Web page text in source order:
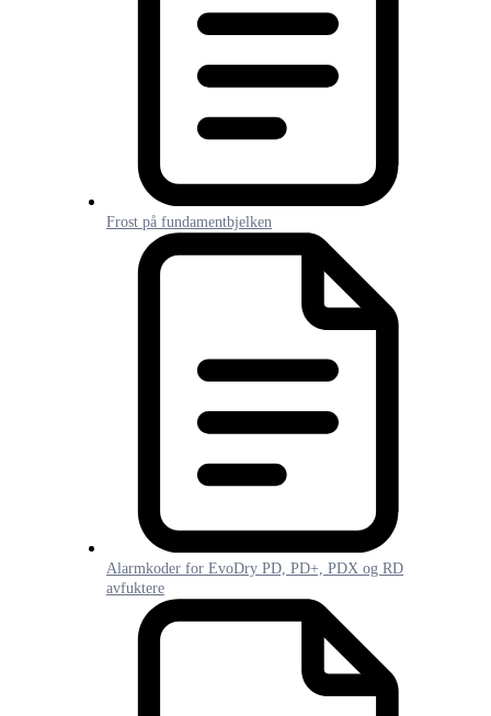
Frost på fundamentbjelken
Alarmkoder for EvoDry PD, PD+, PDX og RD
avfuktere